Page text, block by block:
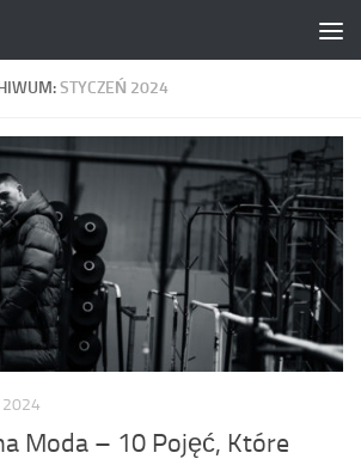
STYCZEŃ 2024
2024
Moda – 10 Pojęć, Które